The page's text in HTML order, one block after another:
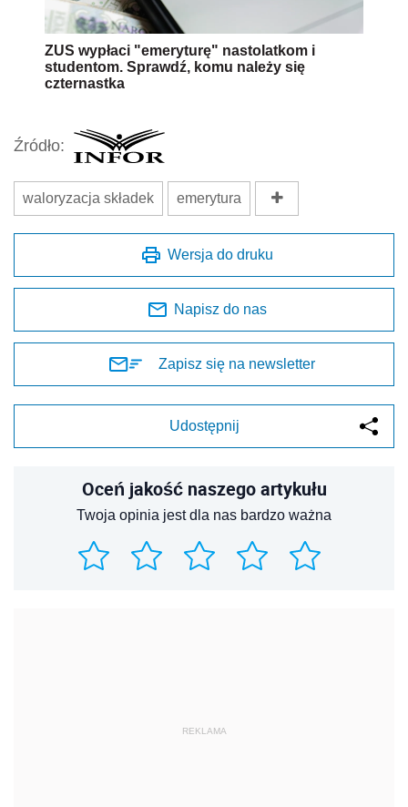
ZUS wypłaci "emeryturę" nastolatkom i
studentom. Sprawdź, komu należy się
czternastka
Źródło:
waloryzacja składek emerytura
Wersja do druku
Napisz do nas
Zapisz się na newsletter
Udostępnij
Oceń jakość naszego artykułu
Twoja opinia jest dla nas bardzo ważna
REKLAMA